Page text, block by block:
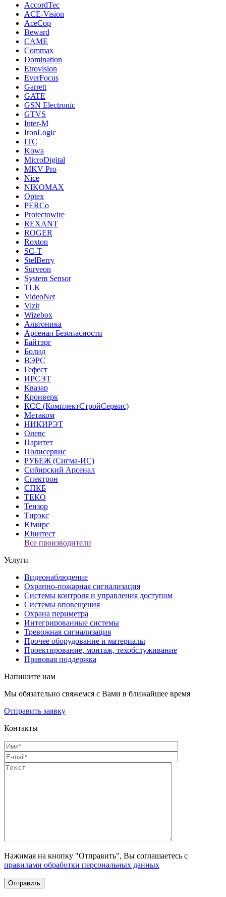
AccordTec
ACE-Vision
AceCop
Beward
CAME
Commax
Domination
Etrovision
EverFocus
Garrett
GATE
GSN Electronic
GTVS
Inter-M
IronLogic
ITC
Kowa
MicroDigital
MKV Pro
Nice
NIKOMAX
Optex
PERCo
Protectowire
REXANT
ROGER
Roxton
SC-T
StelBerry
Surveon
System Sensor
TLK
VideoNet
Vizit
Wizebox
Альтоника
Арсенал Безопасности
Байтэрг
Болид
ВЭРС
Гефест
ИРСЭТ
Квазар
Кронверк
КСС (КомплектСтройСервис)
Метаком
НИКИРЭТ
Олевс
Паритет
Полисервис
РУБЕЖ (Сигма-ИС)
Сибирский Арсенал
Спектрон
СПКБ
ТЕКО
Тензор
Тирэкс
Юмирс
Юнитест
Все производители
Услуги
Видеонаблюдение
Охранно-пожарная сигнализация
Системы контроля и управления доступом
Системы оповещения
Охрана периметра
Интегрированные системы
Тревожная сигнализация
Прочее оборудование и материалы
Проектирование, монтаж, техобслуживание
Правовая поддержка
Напишите нам
Мы обязательно свяжемся с Вами в ближайшее время
Отправить заявку
Контакты
Нажимая на кнопку "Отправить", Вы соглашаетесь с
правилами обработки персональных данных